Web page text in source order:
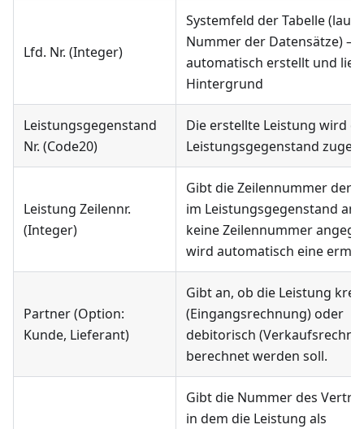
Lfd. Nr. (Integer)
Systemfeld der Tabelle
Nummer der Datensätze) –
automatisch erstellt und
Hintergrund
Leistungsgegenstand
Nr. (Code20)
Die erstellte Leistung wird
Leistungsgegenstand
Leistung Zeilennr.
(Integer)
Gibt die Zeilennummer der
im Leistungsgegenstand an.
keine Zeilennummer
wird automatisch eine
Partner (Option:
Kunde, Lieferant)
Gibt an, ob die Leistung
(Eingangsrechnung) oder
debitorisch
berechnet werden soll.
Gibt die Nummer des
in dem die Leistung als